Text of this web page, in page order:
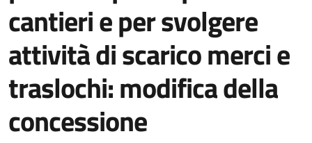
cantieri e per svolgere
attività di scarico merci e
traslochi: modifica della
concessione